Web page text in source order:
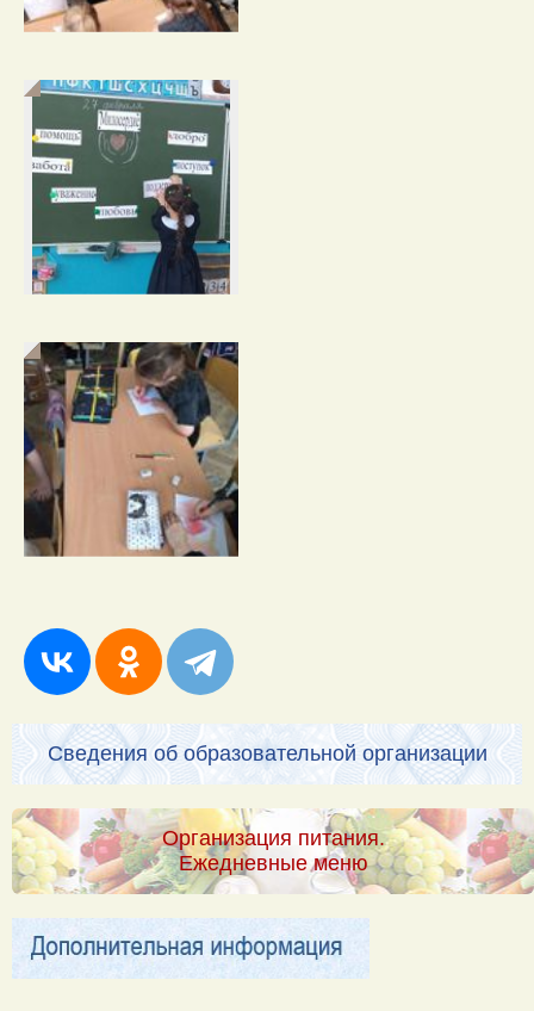
Сведения об образовательной организации
Организация питания.
Ежедневные меню